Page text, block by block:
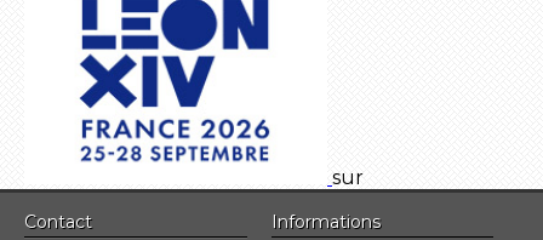
sur
Contact Informations